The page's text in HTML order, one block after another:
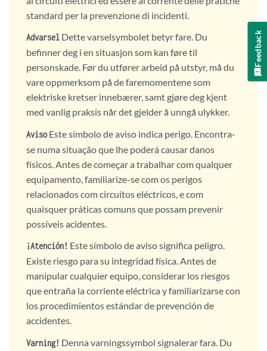
standard per la prevenzione di incidenti.
Advarsel Dette varselsymbolet betyr fare. Du
befinner deg i en situasjon som kan føre til
personskade. Før du utfører arbeid på utstyr, må du
vare oppmerksom på de faremomentene som
elektriske kretser innebærer, samt gjøre deg kjent
med vanlig praksis når det gjelder å unngå ulykker.
AvisoEste símbolo de aviso indica perigo. Encontra-
se numa situação que lhe poderá causar danos
físicos. Antes de começar a trabalhar com qualquer
equipamento, familiarize-se com os perigos
relacionados com circuitos eléctricos, e com
quaisquer práticas comuns que possam prevenir
possíveis acidentes.
¡Atención! Este símbolo de aviso significa peligro.
Existe riesgo para su integridad física. Antes de
manipular cualquier equipo, considerar los riesgos
que entraña la corriente eléctrica y familiarizarse con
los procedimientos estándar de prevención de
accidentes.
Varning! Denna varningssymbol signalerar fara. Du
Feedback